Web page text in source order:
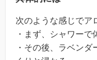
次のような感じでア
・まず、シャワーで
・その後、ラベン